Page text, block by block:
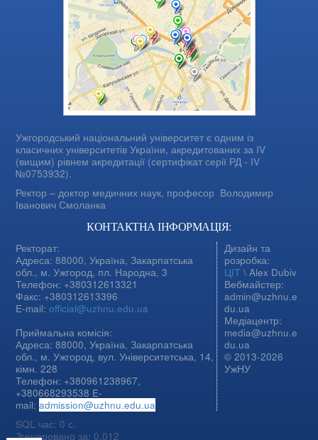
Ужгородський національний університет є одним із
класичних університетів України, акредитованих за IV
(вищим) рівнем акредитації (сертифікат серії РД - IV
№0753932).
Ректор – доктор медичних наук, професор Володимир
Іванович Смоланка
КОНТАКТНА ІНФОРМАЦІЯ:
Ректорат:
Адреса: 88000, Україна, Закарпатська
обл., м. Ужгород, пл. Народна, 3
Телефон: +380312613321
Факс: +380312613396
E-mail:official@uzhnu.edu.ua
Приймальна комісія:
Адреса: 88000, Україна, Закарпатська
обл., м. Ужгород, вул. Університетська, 14,
кімн. 228
Телефон: +380961238967,
+380668293538 E-
mail:admission@uzhnu.edu.ua
Дизайн та
розробка:
ЦІТ \ Alex Dubiv
Вебмайстер:
admin@uzhnu.e
du.ua
Медіацентр:
media@uzhnu.e
du.ua
© 2013-2026
УжНУ
SQL час: 0 с.
Згенеровано за: 0.012